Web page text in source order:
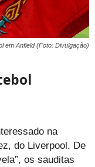
em Anfield (Foto: Divulgação)
na
do Liverpool. De
os sauditas